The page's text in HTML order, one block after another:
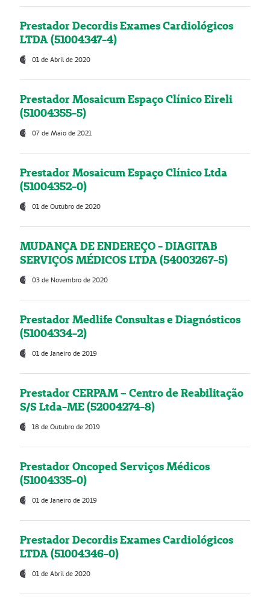
Prestador Decordis Exames Cardiológicos
LTDA (51004347-4)
01 de Abril de 2020
Prestador Mosaicum Espaço Clínico Eireli
(51004355-5)
07 de Maio de 2021
Prestador Mosaicum Espaço Clínico Ltda
(51004352-0)
01 de Outubro de 2020
MUDANÇA DE ENDEREÇO - DIAGITAB
SERVIÇOS MÉDICOS LTDA (54003267-5)
03 de Novembro de 2020
Prestador Medlife Consultas e Diagnósticos
(51004334-2)
01 de Janeiro de 2019
Prestador CERPAM – Centro de Reabilitação
S/S Ltda-ME (52004274-8)
18 de Outubro de 2019
Prestador Oncoped Serviços Médicos
(51004335-0)
01 de Janeiro de 2019
Prestador Decordis Exames Cardiológicos
LTDA (51004346-0)
01 de Abril de 2020